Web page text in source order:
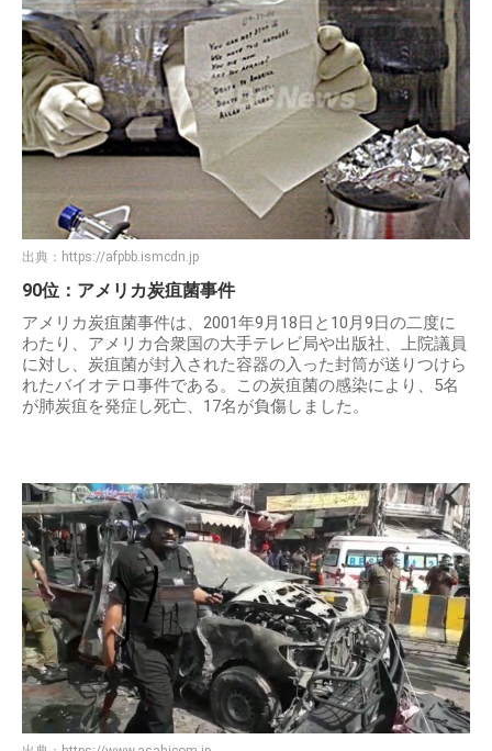
出典： https://afpbb.ismcdn.jp
90位：アメリカ炭疽菌事件
アメリカ炭疽菌事件は、2001年9月18日と10月9日の二度に
わたり、アメリカ合衆国の大手テレビ局や出版社、上院議員
に対し、炭疽菌が封入された容器の入った封筒が送りつけら
れたバイオテロ事件である。この炭疽菌の感染により、5名
が肺炭疽を発症し死亡、17名が負傷しました。